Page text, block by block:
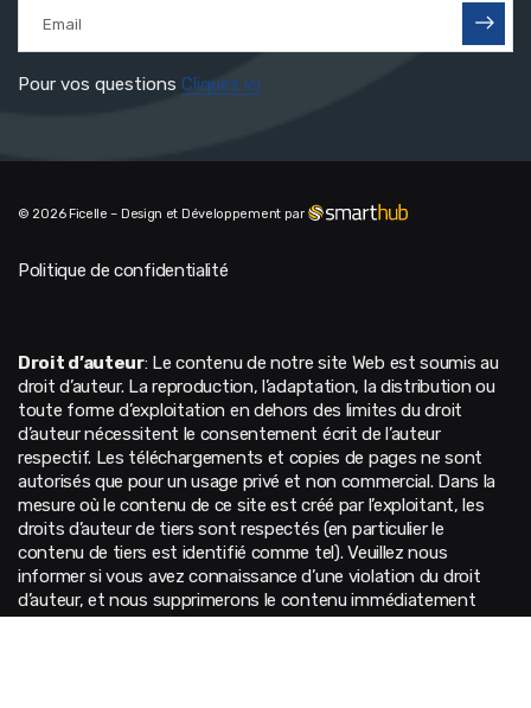
Pour vos questions Cliquez ici
© 2026 Ficelle – Design et Développement par
Politique de confidentialité
Droit d’auteur: Le contenu de notre site Web est soumis au
droit d’auteur. La reproduction, l’adaptation, la distribution ou
toute forme d’exploitation en dehors des limites du droit
d’auteur nécessitent le consentement écrit de l’auteur
respectif. Les téléchargements et copies de pages ne sont
autorisés que pour un usage privé et non commercial. Dans la
mesure où le contenu de ce site est créé par l’exploitant, les
droits d’auteur de tiers sont respectés (en particulier le
contenu de tiers est identifié comme tel). Veuillez nous
informer si vous avez connaissance d’une violation du droit
d’auteur, et nous supprimerons le contenu immédiatement
après notification de toute violation.